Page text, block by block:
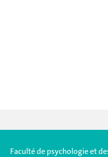
Faculté de psychologie et